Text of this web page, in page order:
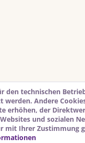
den technischen
Andere
erhöhen, der
und sozialen
mit Ihrer Zustimmung